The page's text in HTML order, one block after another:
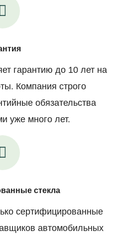
гарантию до 10 лет на
Компания строго
обязательства
уже много лет.
стекла
сертифицированные
автомобильных